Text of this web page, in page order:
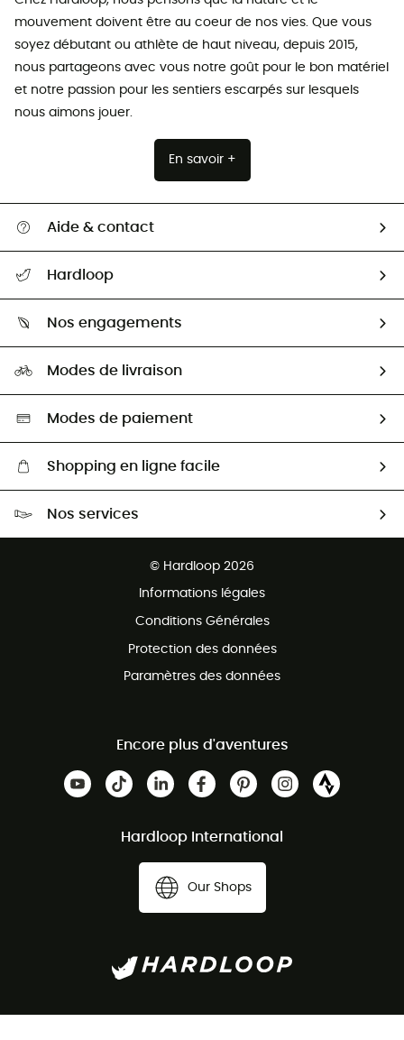
mouvement doivent être au coeur de nos vies. Que vous
soyez débutant ou athlète de haut niveau, depuis 2015,
nous partageons avec vous notre goût pour le bon matériel
et notre passion pour les sentiers escarpés sur lesquels
nous aimons jouer.
En savoir +
Aide & contact
Retour & remboursement
Guide des tailles
Seconde Main
Aide & Contact
Hardloop
HardGuides
Nos engagements
Sélection éco-responsable
Modes de livraison
Modes de paiement
Shopping en ligne facile
Nos services
© Hardloop 2026
Informations légales
Conditions Générales
Protection des données
Paramètres des données
Encore plus d'aventures
Hardloop International
Our Shops